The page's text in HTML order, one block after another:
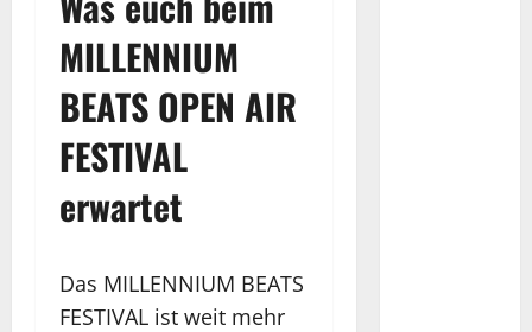
MILLENNIUM
BEATS OPEN AIR
FESTIVAL
erwartet
Das MILLENNIUM BEATS
FESTIVAL ist weit mehr